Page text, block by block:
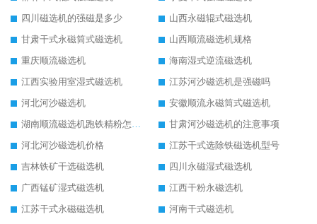
四川磁选机的强磁是多少
山西永磁辊式磁选机
甘肃干式永磁筒式磁选机
山西顺流磁选机规格
重庆顺流磁选机
海南湿式逆流磁选机
江西实验用室湿式磁选机
江苏河沙磁选机是强磁吗
河北河沙磁选机
安徽顺流永磁筒式磁选机
湖南顺流磁选机跑铁精粉怎么处理
甘肃河沙磁选机的注意事项
河北河沙磁选机价格
江苏干式选除铁磁选机型号
吉林铁矿干选磁选机
四川永磁湿式磁选机
广西锰矿湿式磁选机
江西干粉永磁选机
江苏干式永磁磁选机
河南干式磁选机